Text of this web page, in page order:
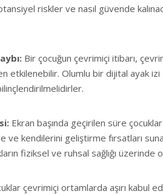
riskler ve nasıl güvende
Bir çocuğun çevrimiçi itibarı,
etkilenebilir. Olumlu bir dijital ayak
Ekran başında geçirilen süre
ve kendilerini geliştirme fırsatları
fiziksel ve ruhsal sağlığı
çevrimiçi ortamlarda aşırı kabul